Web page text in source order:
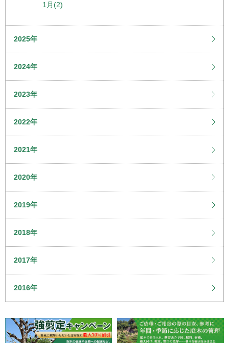
1月(2)
2025年
2024年
2023年
2022年
2021年
2020年
2019年
2018年
2017年
2016年